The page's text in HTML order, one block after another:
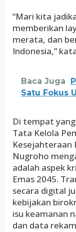
“Mari kita
memberikan
merata, dan
Indonesia,”
Baca Juga
Satu Fokus
Di tempat
Tata Kelola
Kesejahteraan
Nugroho
adalah aspek
Emas 2045.
secara digital
kebijakan
isu keamanan
dan data